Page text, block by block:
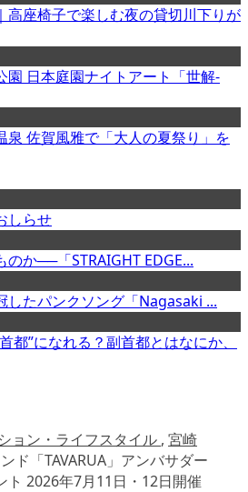
高座椅子で楽しむ夜の貸切川下りが
園 日本庭園ナイトアート「世解-
泉 佐賀風雅で「大人の夏祭り」を
しらせ
のか──「STRAIGHT EDGE...
したパンクソング「Nagasaki ...
都”になれる？副首都とはなにか、
ョン・ライフスタイル , 宮崎
ド「TAVARUA」アンバサダー
2026年7月11日・12日開催